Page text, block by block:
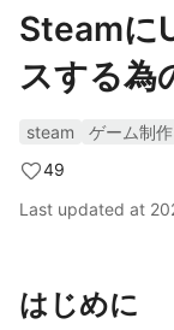
Steamに
スする為
steam ゲーム制作
49
Last updated at
はじめに